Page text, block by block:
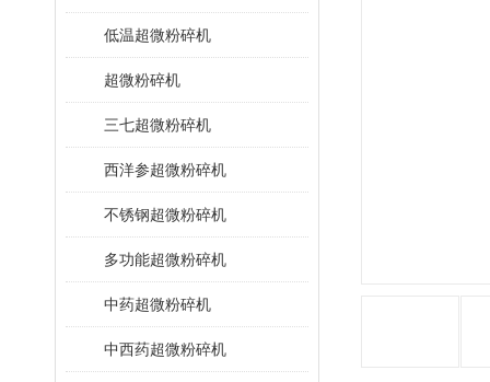
低温超微粉碎机
超微粉碎机
三七超微粉碎机
西洋参超微粉碎机
不锈钢超微粉碎机
多功能超微粉碎机
中药超微粉碎机
中西药超微粉碎机